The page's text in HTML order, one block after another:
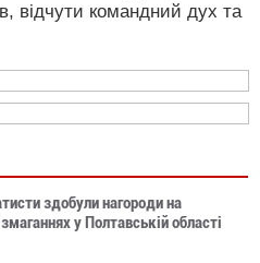
відчути командний дух та
здобули нагороди на
у Полтавській області